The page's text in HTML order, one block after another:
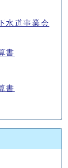
水道事業会
書
書